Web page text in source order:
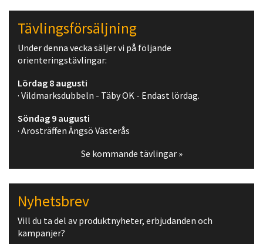
Tävlingsförsäljning
Under denna vecka säljer vi på följande
orienteringstävlingar:
Lördag 8 augusti
· Vildmarksdubbeln - Täby OK - Endast lördag.
Söndag 9 augusti
· Arosträffen Ängsö Västerås
Se kommande tävlingar »
Nyhetsbrev
Vill du ta del av produktnyheter, erbjudanden och
kampanjer?